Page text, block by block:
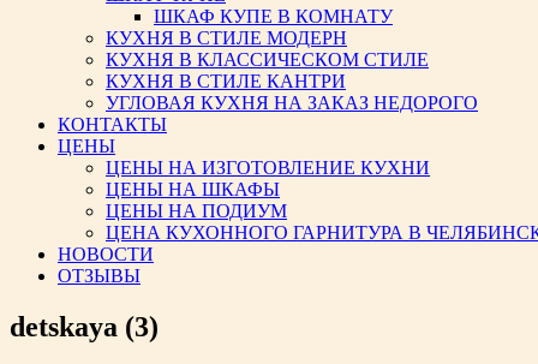
ШКАФ КУПЕ В КОМНАТУ
КУХНЯ В СТИЛЕ МОДЕРН
КУХНЯ В КЛАССИЧЕСКОМ СТИЛЕ
КУХНЯ В СТИЛЕ КАНТРИ
УГЛОВАЯ КУХНЯ НА ЗАКАЗ НЕДОРОГО
КОНТАКТЫ
ЦЕНЫ
ЦЕНЫ НА ИЗГОТОВЛЕНИЕ КУХНИ
ЦЕНЫ НА ШКАФЫ
ЦЕНЫ НА ПОДИУМ
ЦЕНА КУХОННОГО ГАРНИТУРА В
НОВОСТИ
ОТЗЫВЫ
detskaya (3)